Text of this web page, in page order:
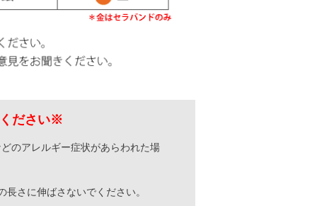
ださい※
のアレルギー症状があらわれた場
さに伸ばさないでください。